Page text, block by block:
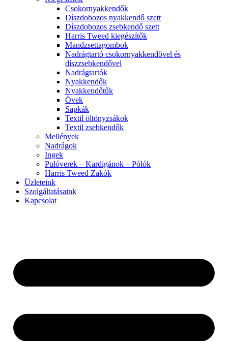
Csokornyakkendők
Díszdobozos nyakkendő szett
Díszdobozos zsebkendő szett
Harris Tweed kiegészítők
Mandzsettagombok
Nadrágtartó csokornyakkendővel és
díszzsebkendővel
Nadrágtartók
Nyakkendők
Nyakkendőtűk
Övek
Sapkák
Textil öltönyzsákok
Textil zsebkendők
Mellények
Nadrágok
Ingek
Pulóverek – Kardigánok – Pólók
Harris Tweed Zakók
Üzleteink
Szolgáltatásaink
Kapcsolat